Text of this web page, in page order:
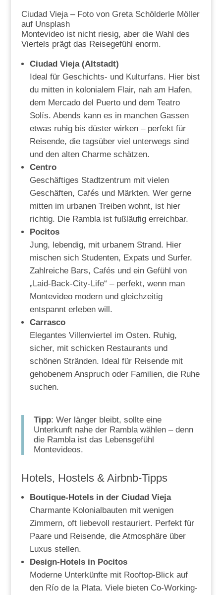
Ciudad Vieja – Foto von Greta Schölderle Möller
auf Unsplash
Montevideo ist nicht riesig, aber die Wahl des
Viertels prägt das Reisegefühl enorm.
Ciudad Vieja (Altstadt)
Ideal für Geschichts- und Kulturfans. Hier bist
du mitten in kolonialem Flair, nah am Hafen,
dem Mercado del Puerto und dem Teatro
Solís. Abends kann es in manchen Gassen
etwas ruhig bis düster wirken – perfekt für
Reisende, die tagsüber viel unterwegs sind
und den alten Charme schätzen.
Centro
Geschäftiges Stadtzentrum mit vielen
Geschäften, Cafés und Märkten. Wer gerne
mitten im urbanen Treiben wohnt, ist hier
richtig. Die Rambla ist fußläufig erreichbar.
Pocitos
Jung, lebendig, mit urbanem Strand. Hier
mischen sich Studenten, Expats und Surfer.
Zahlreiche Bars, Cafés und ein Gefühl von
„Laid-Back-City-Life“ – perfekt, wenn man
Montevideo modern und gleichzeitig
entspannt erleben will.
Carrasco
Elegantes Villenviertel im Osten. Ruhig,
sicher, mit schicken Restaurants und
schönen Stränden. Ideal für Reisende mit
gehobenem Anspruch oder Familien, die Ruhe
suchen.
Tipp: Wer länger bleibt, sollte eine
Unterkunft nahe der Rambla wählen – denn
die Rambla ist das Lebensgefühl
Montevideos.
Hotels, Hostels & Airbnb-Tipps
Boutique-Hotels in der Ciudad Vieja
Charmante Kolonialbauten mit wenigen
Zimmern, oft liebevoll restauriert. Perfekt für
Paare und Reisende, die Atmosphäre über
Luxus stellen.
Design-Hotels in Pocitos
Moderne Unterkünfte mit Rooftop-Blick auf
den Río de la Plata. Viele bieten Co-Working-